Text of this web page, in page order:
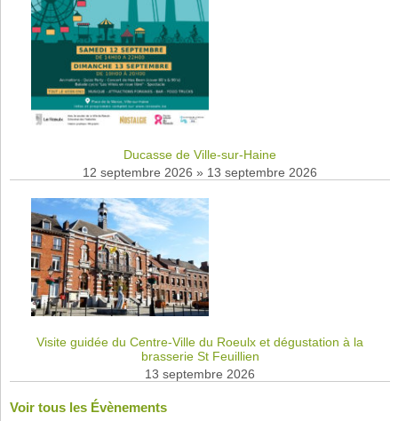
Ducasse de Ville-sur-Haine
12 septembre 2026 » 13 septembre 2026
Visite guidée du Centre-Ville du Roeulx et dégustation à la
brasserie St Feuillien
13 septembre 2026
Voir tous les Évènements